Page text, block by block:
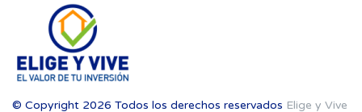
© Copyright 2026 Todos los derechos reservados Elige y Vive